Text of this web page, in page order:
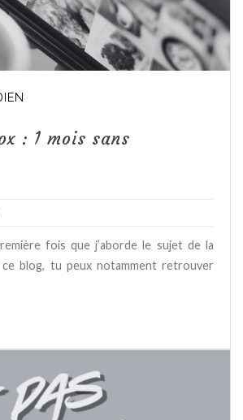
: 1 mois sans
fois que j’aborde le sujet de la
blog, tu peux notamment retrouver